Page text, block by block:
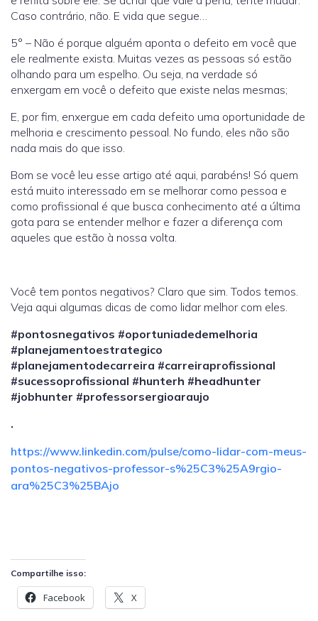
Caso contrário, não. E vida que segue…
5° – Não é porque alguém aponta o defeito em você que
ele realmente exista. Muitas vezes as pessoas só estão
olhando para um espelho. Ou seja, na verdade só
enxergam em você o defeito que existe nelas mesmas;
E, por fim, enxergue em cada defeito uma oportunidade de
melhoria e crescimento pessoal. No fundo, eles não são
nada mais do que isso.
Bom se você leu esse artigo até aqui, parabéns! Só quem
está muito interessado em se melhorar como pessoa e
como profissional é que busca conhecimento até a última
gota para se entender melhor e fazer a diferença com
aqueles que estão à nossa volta.
Você tem pontos negativos? Claro que sim. Todos temos.
Veja aqui algumas dicas de como lidar melhor com eles.
#pontosnegativos #oportuniadedemelhoria
#planejamentoestrategico
#planejamentodecarreira #carreiraprofissional
#sucessoprofissional #hunterh #headhunter
#jobhunter #professorsergioaraujo
.
https://www.linkedin.com/pulse/como-lidar-com-meus-
pontos-negativos-professor-s%25C3%25A9rgio-
ara%25C3%25BAjo
Compartilhe isso:
Facebook X